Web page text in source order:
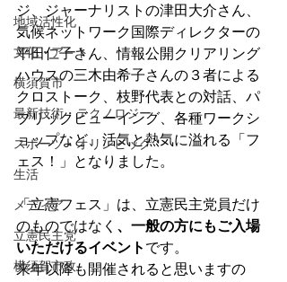
地域活性化
文化・アート
横須賀市
最新技術・テクノロジー
スポーツ・オリンピック
生活
メディア
立憲民主党
横須賀市政
ジ、ジャーナリストの津田大介さん、
気候ネットワーク国際ディレクターの
平田仁子さん、情報公開クリアリング
ハウスの三木由希子さんの３者による
クロストーク、枝野代表との対話、パ
ブリックビューイング、各種ワークシ
ョップなど、活気と熱気に溢れる「フ
ェス！」となりました。
「立憲フェス」は、立憲民主党員だけ
のものではなく 、一般の方にもご入場
いただけるイベント です。
来年以降も開催されると思いますの